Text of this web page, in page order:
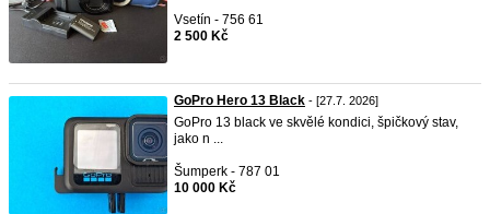
Vsetín - 756 61
2 500 Kč
GoPro Hero 13 Black - [27.7. 2026]
GoPro 13 black ve skvělé kondici, špičkový stav,
jako n ...
Šumperk - 787 01
10 000 Kč